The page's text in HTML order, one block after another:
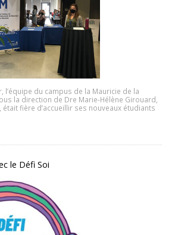
l’équipe du campus de la Mauricie de la
la direction de Dre Marie-Hélène Girouard,
fière d’accueillir ses nouveaux étudiants
le Défi Soi